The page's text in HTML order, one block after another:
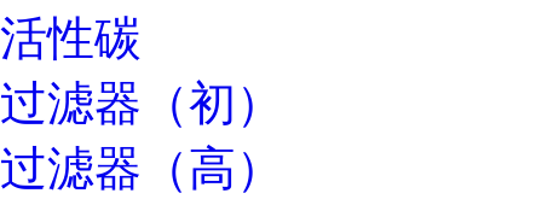
活性碳
过滤器（初）
过滤器（高）